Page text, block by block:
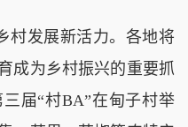
发展新活力。各地将
成为乡村振兴的重要抓
届“村BA”在甸子村举